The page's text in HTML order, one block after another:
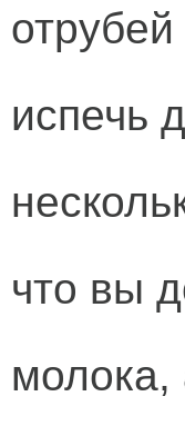
испечь
что вы
молока,